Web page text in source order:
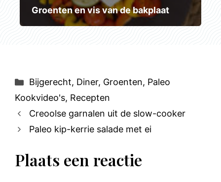
Groenten en vis van de bakplaat
Categorieën
Bijgerecht, Diner, Groenten, Paleo
Kookvideo's, Recepten
Creoolse garnalen uit de slow-cooker
Paleo kip-kerrie salade met ei
Plaats een reactie